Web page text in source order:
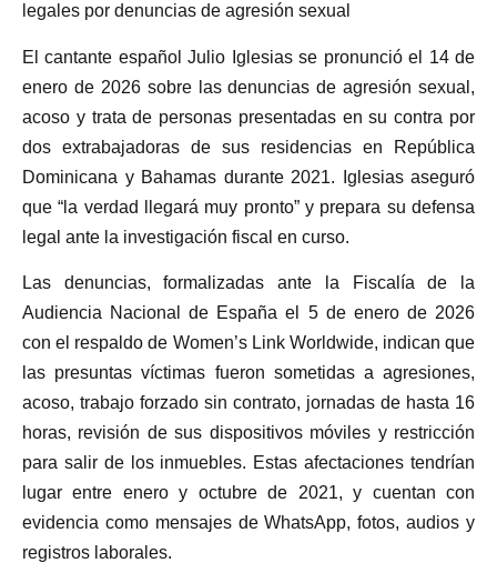
legales por denuncias de agresión sexual
El cantante español Julio Iglesias se pronunció el 14 de
enero de 2026 sobre las denuncias de agresión sexual,
acoso y trata de personas presentadas en su contra por
dos extrabajadoras de sus residencias en República
Dominicana y Bahamas durante 2021. Iglesias aseguró
que “la verdad llegará muy pronto” y prepara su defensa
legal ante la investigación fiscal en curso.
Las denuncias, formalizadas ante la Fiscalía de la
Audiencia Nacional de España el 5 de enero de 2026
con el respaldo de Women’s Link Worldwide, indican que
las presuntas víctimas fueron sometidas a agresiones,
acoso, trabajo forzado sin contrato, jornadas de hasta 16
horas, revisión de sus dispositivos móviles y restricción
para salir de los inmuebles. Estas afectaciones tendrían
lugar entre enero y octubre de 2021, y cuentan con
evidencia como mensajes de WhatsApp, fotos, audios y
registros laborales.